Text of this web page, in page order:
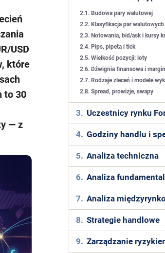
USD
które
to 30
— z
2.1. Budowa pary walutowej
2.2. Klasyfikacja par walutowych
2.3. Notowania, bid/ask i kursy
2.4. Pips, pipeta i tick
2.5. Wielkość pozycji: loty
2.6. Dźwignia finansowa i margin
2.7. Rodzaje zleceń i modele
2.8. Spread, prowizje, swapy
3. Uczestnicy rynku
4. Godziny handlu i
5. Analiza techniczna
6. Analiza
7. Analiza
8. Strategie handlowe
9. Zarządzanie